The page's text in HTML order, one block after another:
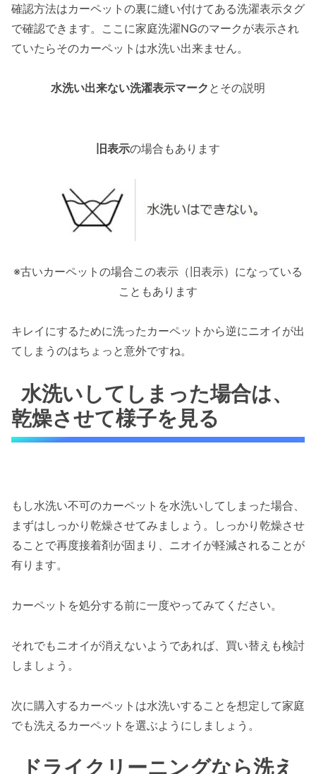
確認方法はカーペットの裏に縫い付けてある洗濯表示タグ
で確認できます。ここに家庭洗濯NGのマークが表示され
ていたらそのカーペットは水洗い出来ません。
水洗い出来ない洗濯表示マーク とその説明
旧表示の場合もあります
※古いカーペットの場合この表示（旧表示）になっている
こともあります
キレイにするために洗ったカーペットから逆にニオイが出
てしまうのはちょっと意外ですね。
水洗いしてしまった場合は、
乾燥させて様子を見る
もし水洗い不可のカーペットを水洗いしてしまった場合、
まずはしっかり乾燥させてみましょう。しっかり乾燥させ
ることで再度接着剤が固まり、ニオイが軽減されることが
有ります。
カーペットを処分する前に一度やってみてください。
それでもニオイが消えないようであれば、買い替えも検討
しましょう。
次に購入するカーペットは水洗いすることを想定して家庭
でも洗えるカーペットを選ぶようにしましょう。
ドライクリーニングなら洗え